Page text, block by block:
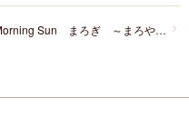
Morning Sun まろぎ ～まろやかに重なる～